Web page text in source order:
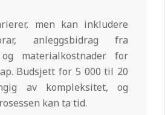
men kan inkludere
anleggsbidrag fra
materialkostnader for
Budsjett for 5 000 til 20
av kompleksitet, og
kan ta tid.